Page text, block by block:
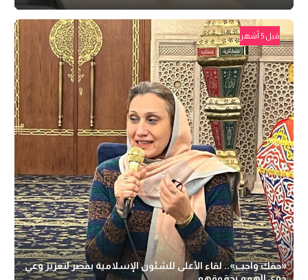
قبل 5 أشهر
«حقك واجب».. لقاء الأعلى للشئون الإسلامية بمصر لتعزيز وعي
ذوي الهمم بحقوقهم